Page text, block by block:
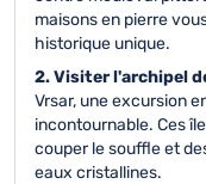
maisons en pierre
historique unique.
2. Visiter l'archipel
Vrsar, une excursion
incontournable. Ces
couper le souffle et
eaux cristallines.